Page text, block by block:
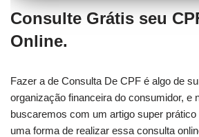
Consulte Grátis seu
Online.
Fazer a de Consulta De CPF é algo de
organização financeira do consumidor, e
buscaremos com um artigo super prático
uma forma de realizar essa consulta